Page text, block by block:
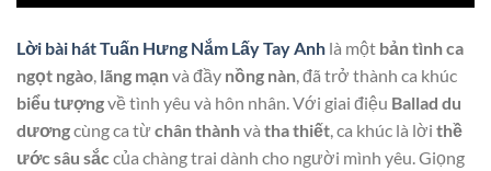
Lời bài hát Tuấn Hưng Nắm Lấy Tay Anh là một bản tình ca
ngọt ngào, lãng mạnvà đầy nồng nàn, đã trở thành ca khúc
biểu tượngvề tình yêu và hôn nhân. Với giai điệu Ballad du
dươngcùng ca từchân thànhvà tha thiết, ca khúc là lời thề
ướcsâu sắccủa chàng trai dành cho người mình yêu. Giọng